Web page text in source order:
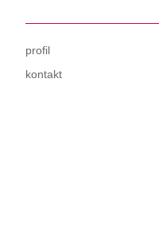
profil
kontakt